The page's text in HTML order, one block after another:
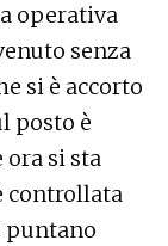
operativa
senza
si è accorto
posto è
ora si sta
controllata
puntano